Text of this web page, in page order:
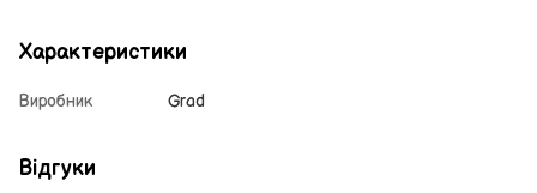
Характеристики
Виробник Grad
Відгуки